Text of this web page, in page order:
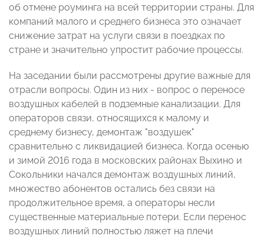
об отмене роуминга на всей территории страны. Для
компаний малого и среднего бизнеса это означает
снижение затрат на услуги связи в поездках по
стране и значительно упростит рабочие процессы.
На заседании были рассмотрены другие важные для
отрасли вопросы. Один из них - вопрос о переносе
воздушных кабелей в подземные канализации. Для
операторов связи, относящихся к малому и
среднему бизнесу, демонтаж "воздушек"
сравнительно с ликвидацией бизнеса. Когда осенью
и зимой 2016 года в московских районах Выхино и
Сокольники начался демонтаж воздушных линий,
множество абонентов остались без связи на
продолжительное время, а операторы несли
существенные материальные потери. Если перенос
воздушных линий полностью ляжет на плечи